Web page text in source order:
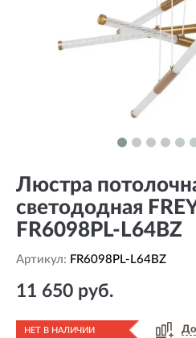
Люстра
светододная
FR6098PL-L64BZ
Артикул: FR6098PL-L64BZ
11 650 руб.
НЕТ В НАЛИЧИИ